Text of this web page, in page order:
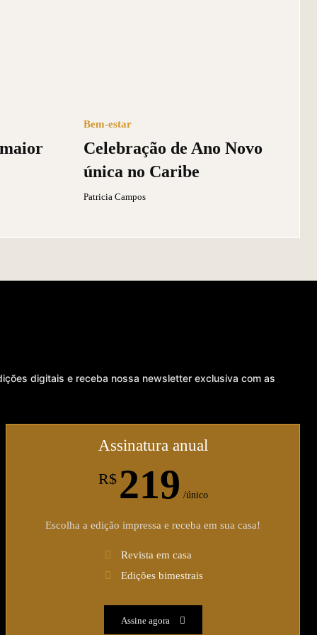
Bem-estar
Celebração de Ano Novo
única no Caribe
Patricia Campos
digitais e receba nossa newsletter exclusiva com as
Assinatura anual
R$ 219 /único
Escolha a edição impressa e receba em sua casa!
Revista em casa
Edições bimestrais
Assine agora